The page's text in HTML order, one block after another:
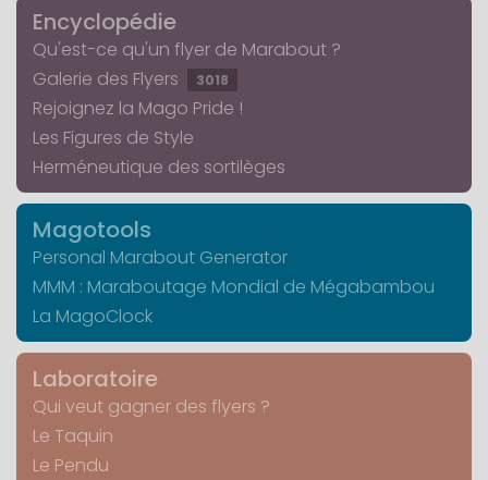
Encyclopédie
Qu'est-ce qu'un flyer de Marabout ?
Galerie des Flyers
3018
Rejoignez la Mago Pride !
Les Figures de Style
Herméneutique des sortilèges
Magotools
Personal Marabout Generator
MMM : Maraboutage Mondial de Mégabambou
La MagoClock
Laboratoire
Qui veut gagner des flyers ?
Le Taquin
Le Pendu